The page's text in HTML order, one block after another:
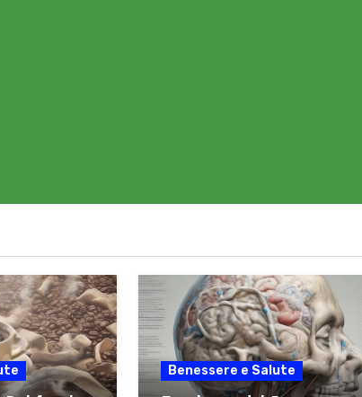
Benessere e Salute